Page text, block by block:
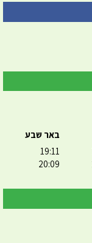
באר שבע
19:11
20:09